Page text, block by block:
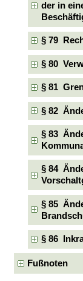
der in
§ 79
§ 80
§ 81
§ 82
§ 83
§ 84
§ 85
§ 86
Fußnoten